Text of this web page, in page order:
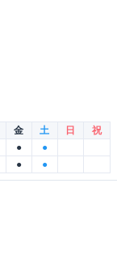
金 土 日
祝
●
●
● ●